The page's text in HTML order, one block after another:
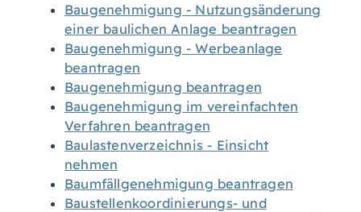
Baugenehmigung - Nutzungsänderung
einer baulichen Anlage beantragen
Baugenehmigung - Werbeanlage
beantragen
Baugenehmigung beantragen
Baugenehmigung im vereinfachten
Verfahren beantragen
Baulastenverzeichnis - Einsicht
nehmen
Baumfällgenehmigung beantragen
Baustellenkoordinierungs- und